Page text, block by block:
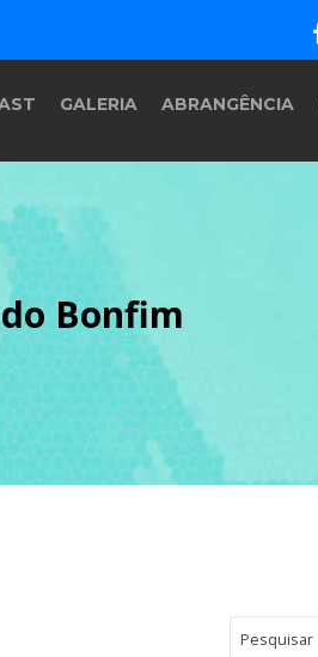
GALERIA ABRANGÊNCIA
Bonfim